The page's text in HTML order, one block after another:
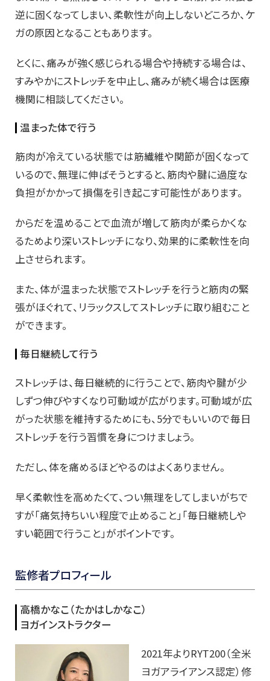
逆に固くなってしまい、柔軟性が向上しないどころか、ケ
ガの原因となることもあります。
とくに、痛みが強く感じられる場合や持続する場合は、
すみやかにストレッチを中止し、痛みが続く場合は医療
機関に相談してください。
温まった体で行う
筋肉が冷えている状態では筋繊維や関節が固くなって
いるので、無理に伸ばそうとすると、筋肉や腱に過度な
負担がかかって損傷を引き起こす可能性があります。
からだを温めることで血流が増して筋肉が柔らかくな
るためより深いストレッチになり、効果的に柔軟性を向
上させられます。
また、体が温まった状態でストレッチを行うと筋肉の緊
張がほぐれて、リラックスしてストレッチに取り組むこと
ができます。
毎日継続して行う
ストレッチは、毎日継続的に行うことで、筋肉や腱が少
しずつ伸びやすくなり可動域が広がります。可動域が広
がった状態を維持するためにも、5分でもいいので毎日
ストレッチを行う習慣を身につけましょう。
ただし、体を痛めるほどやるのはよくありません。
早く柔軟性を高めたくて、つい無理をしてしまいがちで
すが「痛気持ちいい程度で止めること」「毎日継続しや
すい範囲で行うこと」がポイントです。
監修者プロフィール
高橋かなこ（たかはしかなこ）
ヨガインストラクター
2021年よりRYT200（全米
ヨガアライアンス認定）修